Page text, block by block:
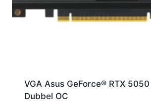
VGA Asus GeForce® RTX 5050
Dubbel OC